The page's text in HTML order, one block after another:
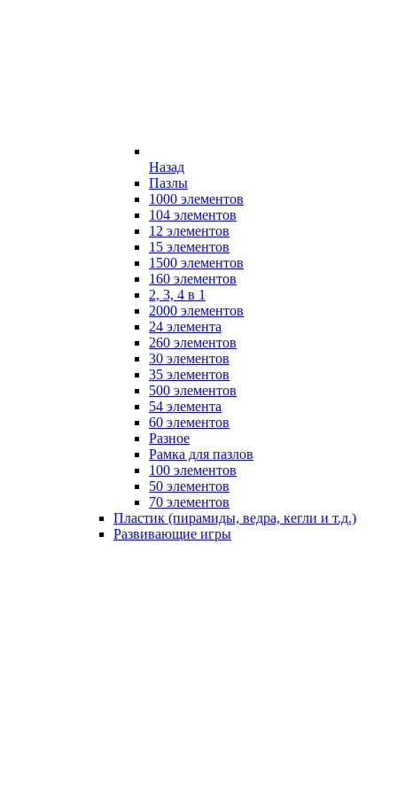
Назад
Пазлы
1000 элементов
104 элементов
12 элементов
15 элементов
1500 элементов
160 элементов
2, 3, 4 в 1
2000 элементов
24 элемента
260 элементов
30 элементов
35 элементов
500 элементов
54 элемента
60 элементов
Разное
Рамка для пазлов
100 элементов
50 элементов
70 элементов
Пластик (пирамиды, ведра, кегли и т.д.)
Развивающие игры